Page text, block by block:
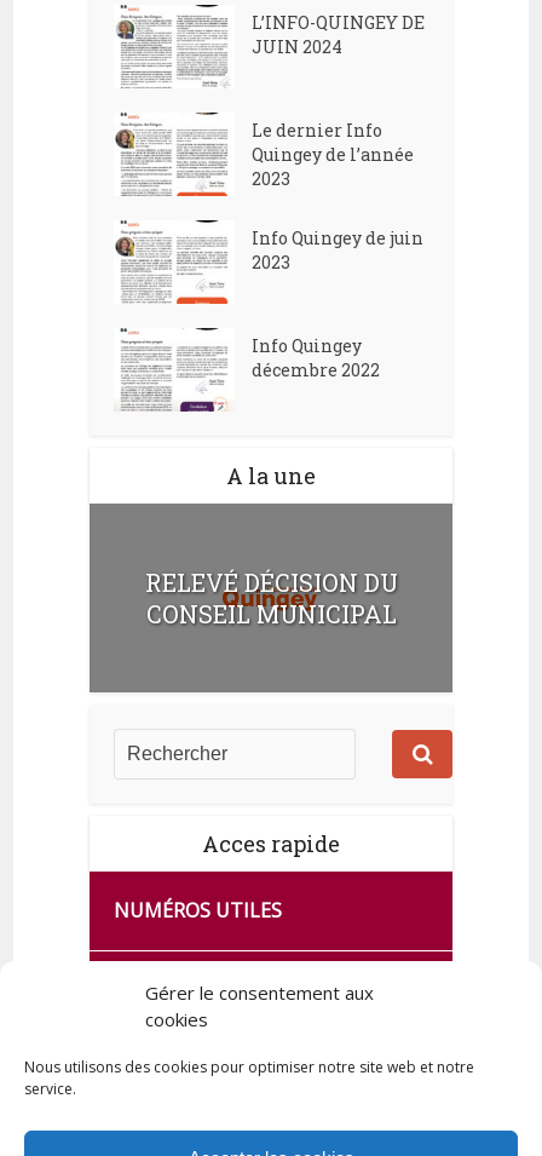
Gérer le consentement aux
cookies
Nous utilisons des cookies pour optimiser notre site web et notre
service.
L’INFO-QUINGEY DE
JUIN 2024
Le dernier Info
Quingey de l’année
2023
Info Quingey de juin
2023
Info Quingey
décembre 2022
A la une
RELEVÉ DÉCISION DU
CONSEIL MUNICIPAL
Acces rapide
NUMÉROS UTILES
CA SE PASSE À FRANCE SERVICES
DE QUINGEY